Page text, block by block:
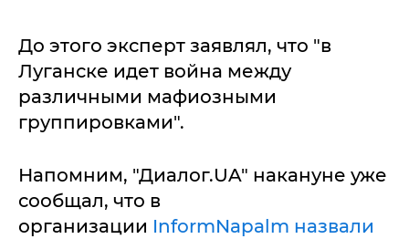
До этого эксперт заявлял, что "в
Луганске идет война между
различными мафиозными
группировками".
Напомним, "Диалог.UA" накануне уже
сообщал, что в
организации InformNapalm назвали